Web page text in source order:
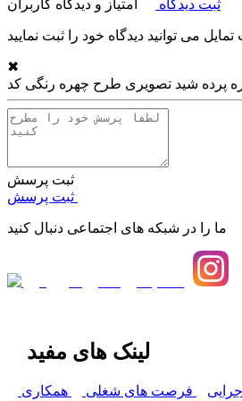
ثبت دیدگاه امتیاز و دیدگاه کاربران
می توانید دیدگاه خود را ثبت نمایید
✖
ثبت پرسش
ما را در شبکه های اجتماعی دنبال کنید
لینک های مفید
فرصت های شغلی همکاری